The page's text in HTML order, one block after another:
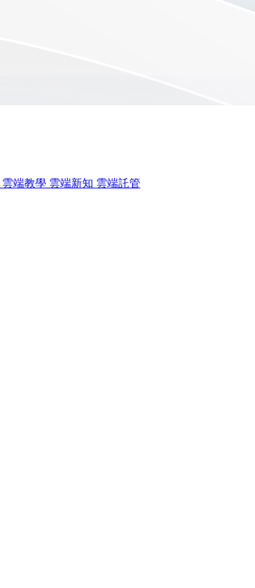
雲端教學 雲端新知 雲端託管